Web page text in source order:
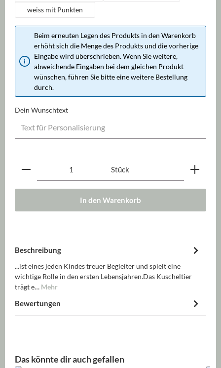
weiss mit Punkten
Beim erneuten Legen des Produkts in den Warenkorb
erhöht sich die Menge des Produkts und die vorherige
Eingabe wird überschrieben. Wenn Sie weitere,
abweichende Eingaben bei dem gleichen Produkt
wünschen, führen Sie bitte eine weitere Bestellung
durch.
Dein Wunschtext
Produkt Anzahl: Gib den gewünschten Wert ein
Stück
In den Warenkorb
Beschreibung
...ist eines jeden Kindes treuer Begleiter und spielt eine
wichtige Rolle in den ersten Lebensjahren.Das Kuscheltier
trägt e… Mehr
Bewertungen
Produktgalerie überspringen
Das könnte dir auch gefallen